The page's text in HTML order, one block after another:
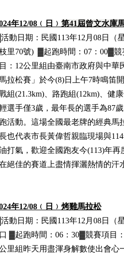
年12/08 ﹙日﹚ 第41屆曾文水庫
活動日期： 民國113年12月08日
（
里70號) ▓起跑時間：07：00▓
目：12公里組由臺南市政府與中華
馬拉松賽」於今(8)日上午7時鳴笛
組(21.3km)、路跑組(12km)、健
選手僅3歲，最年長的選手為87
跑活動。這場全國最老牌的經典馬
也代表市長黃偉哲親臨現場與
打氣，歡迎全國跑友今(113)年
絕佳的賽道上盡情揮灑熱情的汗
年12/08 ﹙日﹚ 烤雞馬拉松
活動日期： 民國113年12月08日
（
口 ▓起跑時間：06：30▓競賽項目
里組昨天用盡渾身解數使出會心